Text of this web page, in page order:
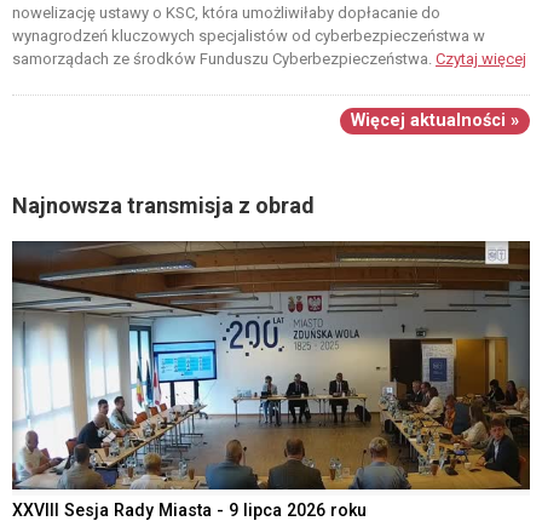
nowelizację ustawy o KSC, która umożliwiłaby dopłacanie do
wynagrodzeń kluczowych specjalistów od cyberbezpieczeństwa w
samorządach ze środków Funduszu Cyberbezpieczeństwa. Czytaj więcej
Więcej aktualności »
Najnowsza transmisja z obrad
XXVIII Sesja Rady Miasta - 9 lipca 2026 roku